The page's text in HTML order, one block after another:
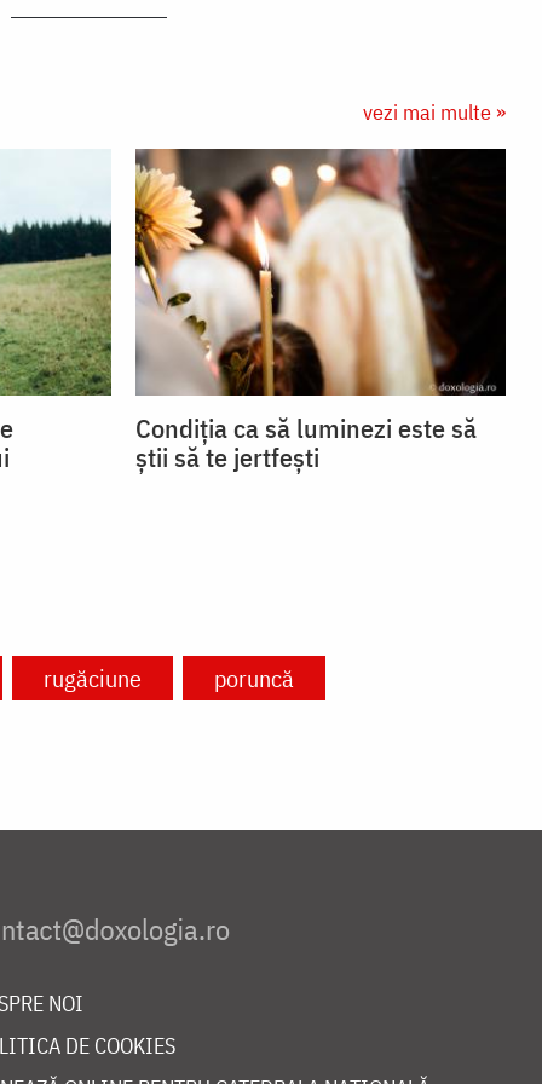
vezi mai multe »
Condiția ca să luminezi este să
știi să te jertfești
rugăciune poruncă
NOI
DE COOKIES